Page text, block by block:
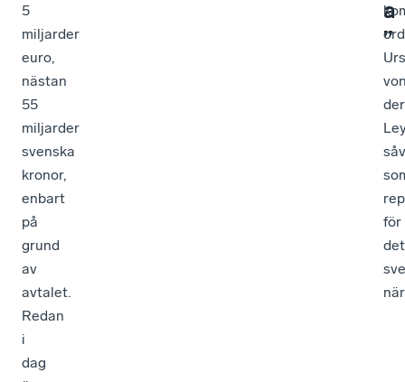
5
miljarder
euro,
nästan
55
miljarder
svenska
kronor,
enbart
på
grund
av
avtalet.
Redan
i
dag
a
”
der
för
det